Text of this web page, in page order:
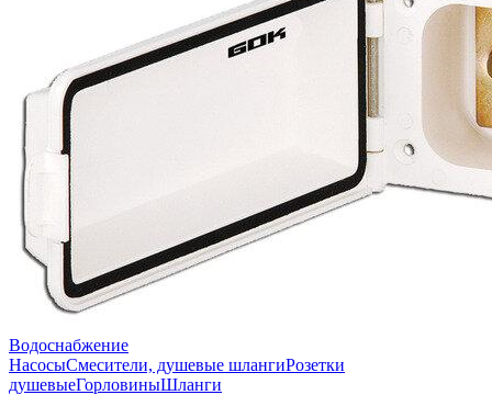
Водоснабжение
НасосыСмесители, душевые шлангиРозетки
душевыеГорловиныШланги